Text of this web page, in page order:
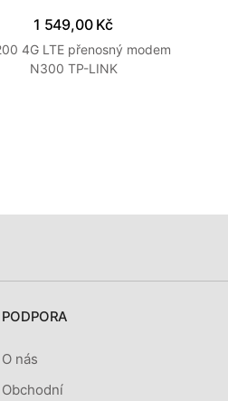
1 549,00 Kč
4G LTE přenosný modem
N300 TP-LINK
PODPORA
O nás
Obchodní